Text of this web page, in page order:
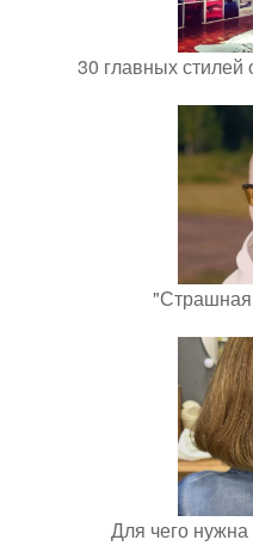
30 главных
Для чего